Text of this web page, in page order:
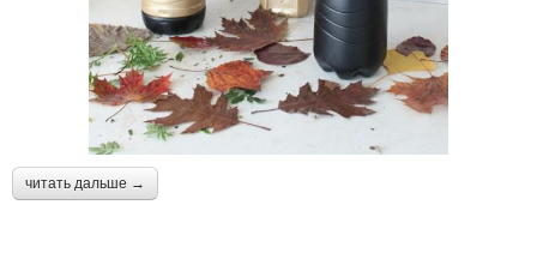
читать дальше →